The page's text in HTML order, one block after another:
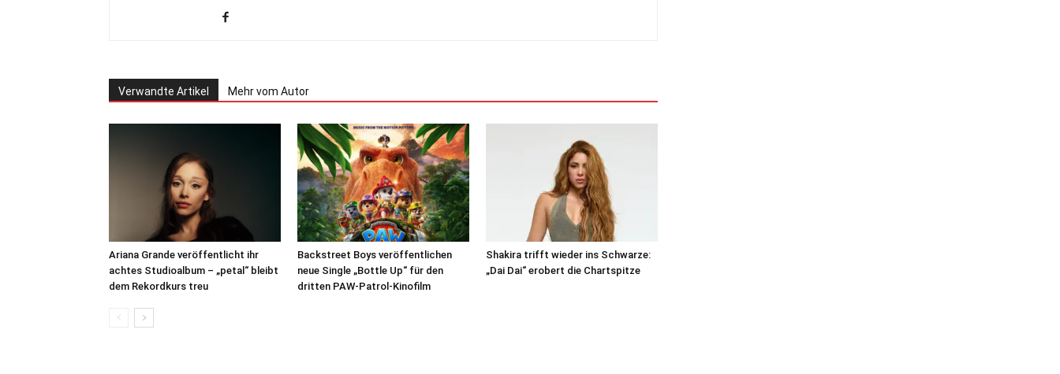
Verwandte Artikel Mehr vom Autor
Ariana Grande veröffentlicht ihr
achtes Studioalbum – „petal“ bleibt
dem Rekordkurs treu
Backstreet Boys veröffentlichen
neue Single „Bottle Up“ für den
dritten PAW-Patrol-Kinofilm
Shakira trifft wieder ins Schwarze:
„Dai Dai“ erobert die Chartspitze